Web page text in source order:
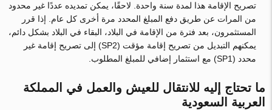
تصريح الإقامة هذا لمدة سنة واحدة. لاحقًا، يمكن تمديده عددًا غير محدود
من المرات عن طريق دفع المبلغ المحدد مرة أخرى كل عام. إذا قرر
المستثمرون، بعد فترة من الإقامة في البلاد، البقاء في البلاد بشكل دائم،
يمكنهم التبديل من تصريح إقامة مؤقت (SP2) إلى تصريح إقامة غير
محدد (SP1) مع استثمار إضافي للمبلغ المطلوب.
ما تحتاج إليه للانتقال للعيش والعمل في المملكة
العربية السعودية